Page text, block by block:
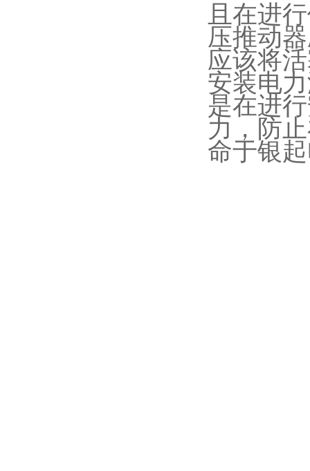
且在进
压推动
应该将
安装电
是在进
力，防
命于银